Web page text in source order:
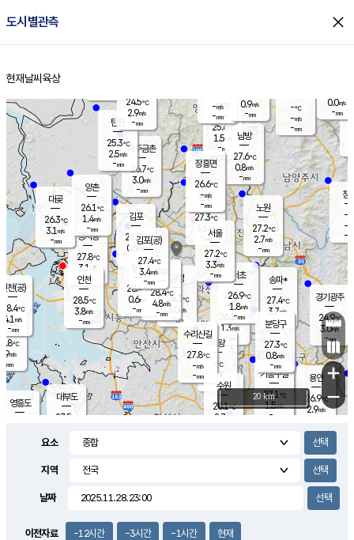
도시별관측 close
홈
현재날씨 육상
의도
℃
m/s
mm
영흥도
양주
25.6℃
1.5
-mm
과천
26.2℃
1.3m/s
- mm
용인
26.9℃
2.9m/s
경기광주
24.9℃
3.0m/s
-mm
3.0m/s
대부도
27.5
경서동
27.8℃
3.1 m/s
-mm
파주금촌
26.7℃
3.0m/s
-mm
-℃
-m/s
-mm
대곶
26.3℃
3.1 m/s
-mm
창
-
-m/
-
탄현
25.3℃
2.5m/s
-mm
0.0m/s
-mm
의왕
- ℃
m/s
mm
김포
26.8℃
0.5 m/s
mm
광명
28.3 ℃
3.0 m/s
-mm
부천
28.4℃
0.6m/s
-mm
양촌
26.1℃
1.4m/s
-mm
구로
28.4℃
4.8m/s
-mm
은평
27.3℃
3.5 m/s
- mm
노원
27.2℃
2.7m/s
-mm
송파*
27.4℃
3.7m/s
-mm
서초
26.9℃
1.8m/s
-mm
남방
27.6℃
0.8m/s
-mm
기흥구갈
27.1℃
1.5m/s
-
수리산길
27.8℃
-m/s
-mm
분당구
27.3℃
0.8m/s
-mm
장흥면
26.6℃
-m/s
-mm
-m/s
-mm
인천(공)
28.4℃
4.1 m/s
-mm
김포(공)
27.4℃
3.4m/s
-mm
수원
28.1℃
2.7 m/s
인천
28.5℃
3.8m/s
-mm
서울
27.2℃
3.3m/s
-mm
24.5℃
2.9m/s
-mm
0.9m/s
-mm
+
−
20 km
요소
지역
날짜
이전자료 -12시간 -3시간 -1시간 현재